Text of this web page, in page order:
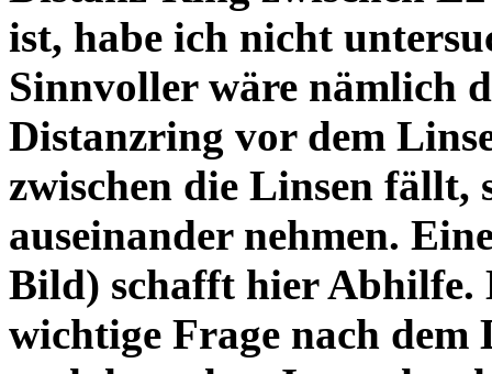
ist, habe ich nicht
Sinnvoller wäre nämlich
Distanzring vor dem
zwischen die Linsen fällt,
auseinander nehmen.
Bild) schafft hier Abhilfe.
wichtige Frage nach dem